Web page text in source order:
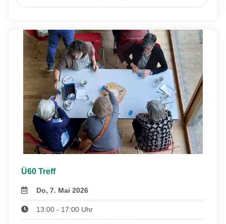
Ü60 Treff
Do, 7. Mai 2026
13:00 - 17:00 Uhr